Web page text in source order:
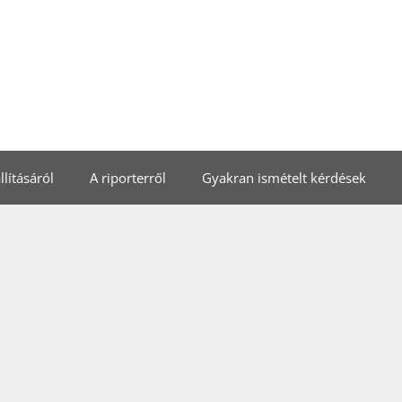
A riporterről Gyakran ismételt kérdések